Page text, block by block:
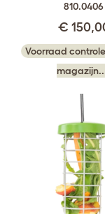
810.0406
€
Voorraad